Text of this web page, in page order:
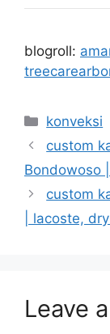
blogroll:
Categories
konveksi
custom
Bondowoso
custom
| lacoste,
Leave